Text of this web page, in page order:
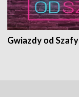
Gwiazdy od Szafy